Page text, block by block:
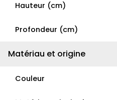
Hauteur (cm)
Profondeur (cm)
Matériau et origine
Couleur